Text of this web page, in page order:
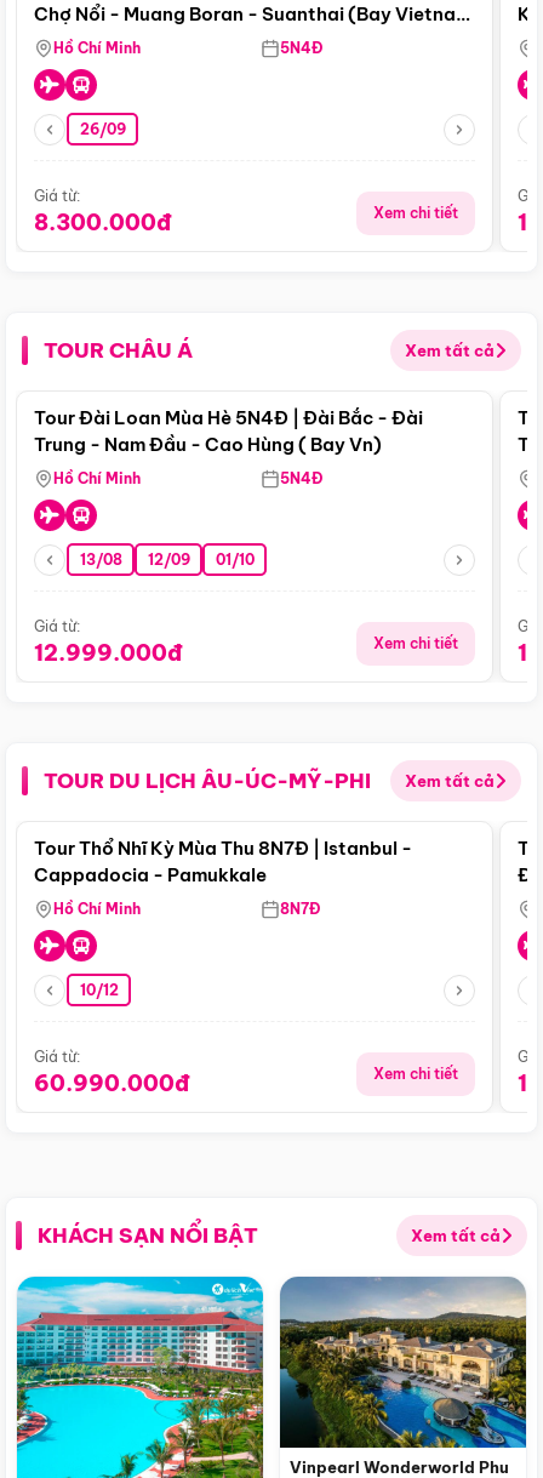
Chợ Nổi - Muang Boran - Suanthai (Bay Vietnam
Airlines)
Hồ Chí Minh 5N4Đ
26/09
Giá từ:
8.300.000đ Xem chi tiết
TOUR CHÂU Á Xem tất cả
Điểm nổi bật
Tour Đài Loan Mùa Hè 5N4Đ | Đài Bắc - Đài
Trung - Nam Đầu - Cao Hùng ( Bay Vn)
Hồ Chí Minh 5N4Đ
13/08 12/09 01/10
Giá từ:
12.999.000đ Xem chi tiết
TOUR DU LỊCH ÂU-ÚC-MỸ-PHI Xem tất cả
Điểm nổi bật
Tour Thổ Nhĩ Kỳ Mùa Thu 8N7Đ | Istanbul -
Cappadocia - Pamukkale
Hồ Chí Minh 8N7Đ
10/12
Giá từ:
60.990.000đ Xem chi tiết
KHÁCH SẠN NỔI BẬT Xem tất cả
Vinpearl Wonderworld Phu